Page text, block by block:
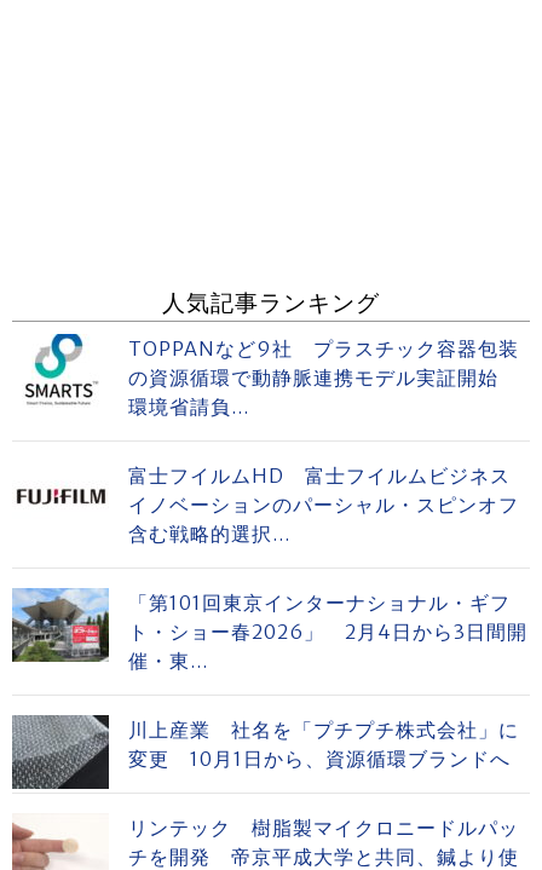
人気記事ランキング
TOPPANなど9社 プラスチック容器包装
の資源循環で動静脈連携モデル実証開始
環境省請負...
富士フイルムHD 富士フイルムビジネス
イノベーションのパーシャル・スピンオフ
含む戦略的選択...
「第101回東京インターナショナル・ギフ
ト・ショー春2026」 2月4日から3日間開
催・東...
川上産業 社名を「プチプチ株式会社」に
変更 10月1日から、資源循環ブランドへ
リンテック 樹脂製マイクロニードルパッ
チを開発 帝京平成大学と共同、鍼より使